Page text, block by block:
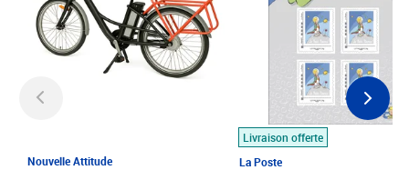
Nouvelle Attitude
Livraison offerte
La Poste